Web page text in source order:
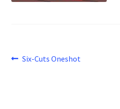
Beitragsnavigation
Vorheriger
Six-Cuts Oneshot